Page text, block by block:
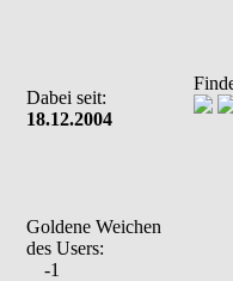
Dabei seit:
18.12.2004
Goldene Weichen
des Users:
-1